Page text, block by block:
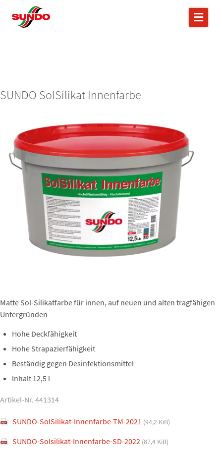
SUNDO SolSilikat Innenfarbe
Matte Sol-Silikatfarbe für innen, auf neuen und alten tragfähigen
Untergründen
Hohe Deckfähigkeit
Hohe Strapazierfähigkeit
Beständig gegen Desinfektionsmittel
Inhalt 12,5 l
Artikel-Nr. 441314
SUNDO-SolSilikat-Innenfarbe-TM-2021 (94,2 KiB)
SUNDO-Solsilikat-Innenfarbe-SD-2022 (87,4 KiB)